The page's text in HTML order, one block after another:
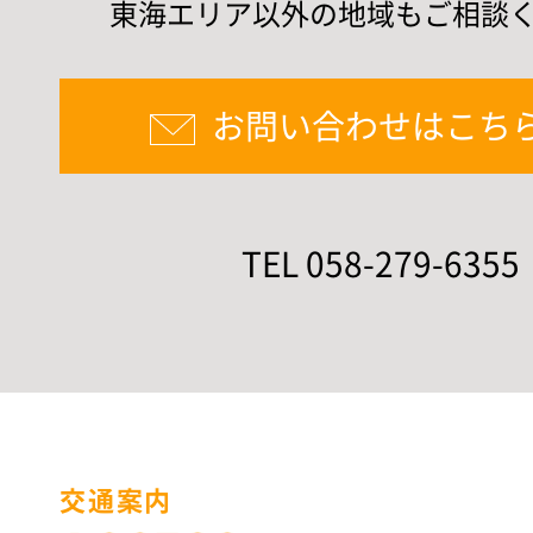
東海エリア以外の地域もご相談
お問い合わせはこち
TEL 058-279-6355
交通案内